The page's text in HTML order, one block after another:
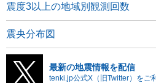
震度3以上の地域別観測回数
震央分布図
最新の地震情報を配信
tenki.jp公式X（旧Twitter）をご